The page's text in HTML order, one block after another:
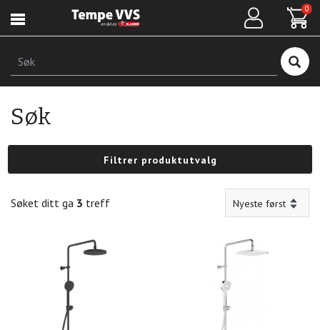
hovedinnhold
0
Søk
Søk
Filtrer produktutvalg
Søket ditt ga 3 treff